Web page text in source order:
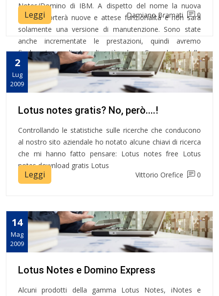
Notes/Domino di IBM. A dispetto del nome la nuova
release porterà nuove e attese funzionalità e non sarà
solamente una versione di manutenzione. Sono state
anche incrementate le prestazioni, quindi avremo
finalmente un client molto più veloce. Ecco alcune delle
novità più importanti.
Leggi Damiano Bramati 0
2
Lug
2009
Lotus notes gratis? No, però....!
Controllando le statistiche sulle ricerche che conducono
al nostro sito aziendale ho notato alcune chiavi di ricerca
che mi hanno fatto pensare: Lotus notes free Lotus
notes download gratis Lotus
Leggi Vittorio Orefice 0
14
Mag
2009
Lotus Notes e Domino Express
Alcuni prodotti della gamma Lotus Notes, iNotes e